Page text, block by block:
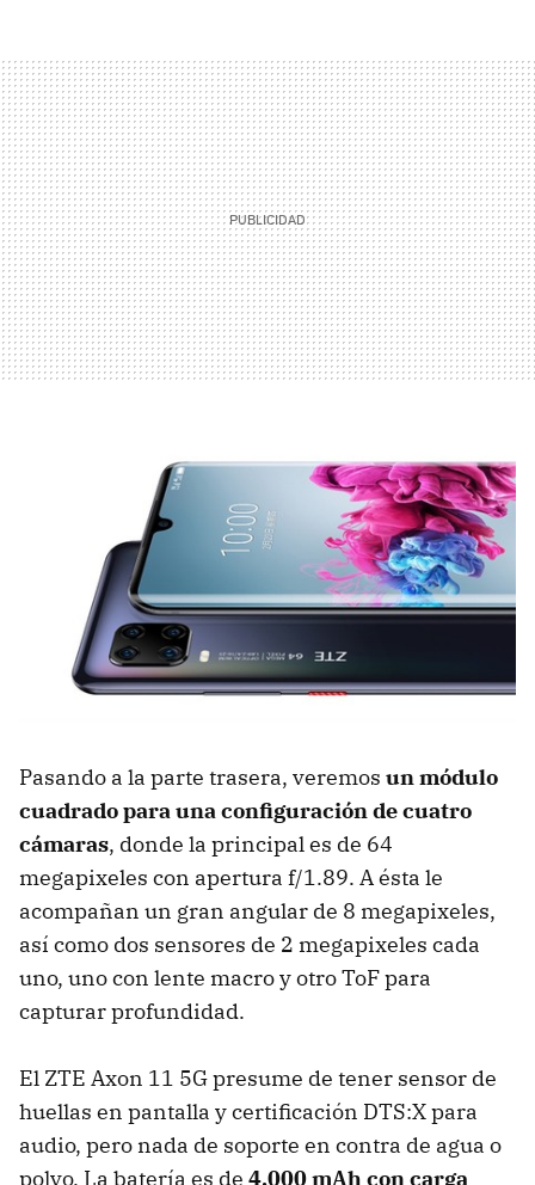
Pasando a la parte trasera, veremos un módulo
cuadrado para una configuración de cuatro
cámaras, donde la principal es de 64
megapixeles con apertura f/1.89. A ésta le
acompañan un gran angular de 8 megapixeles,
así como dos sensores de 2 megapixeles cada
uno, uno con lente macro y otro ToF para
capturar profundidad.
El ZTE Axon 11 5G presume de tener sensor de
huellas en pantalla y certificación DTS:X para
audio, pero nada de soporte en contra de agua o
polvo. La batería es de 4,000 mAh con carga